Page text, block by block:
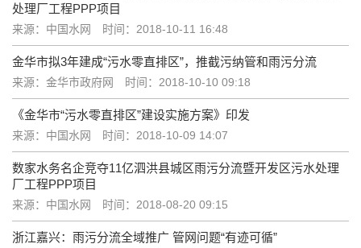
处理厂工程PPP项目
来源：中国水网 时间：2018-10-11 16:48
金华市拟3年建成“污水零直排区”，推截污纳管和雨污分流
来源：金华市政府网 时间：2018-10-10 09:18
《金华市“污水零直排区”建设实施方案》印发
来源：中国水网 时间：2018-10-09 14:07
数家水务名企竞夺11亿泗洪县城区雨污分流暨开发区污水处理
厂工程PPP项目
来源：中国水网 时间：2018-08-20 09:15
浙江嘉兴：雨污分流全域推广 管网问题“有迹可循”